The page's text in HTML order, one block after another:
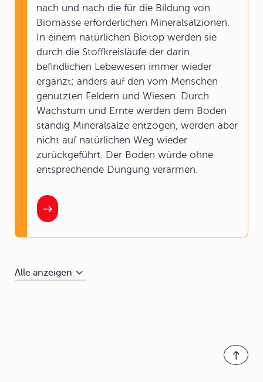
nach und nach die für die Bildung von
Biomasse erforderlichen Mineralsalzionen.
In einem natürlichen Biotop werden sie
durch die Stoffkreisläufe der darin
befindlichen Lebewesen immer wieder
ergänzt; anders auf den vom Menschen
genutzten Feldern und Wiesen. Durch
Wachstum und Ernte werden dem Boden
ständig Mineralsalze entzogen, werden aber
nicht auf natürlichen Weg wieder
zurückgeführt. Der Boden würde ohne
entsprechende Düngung verarmen.
Alle anzeigen